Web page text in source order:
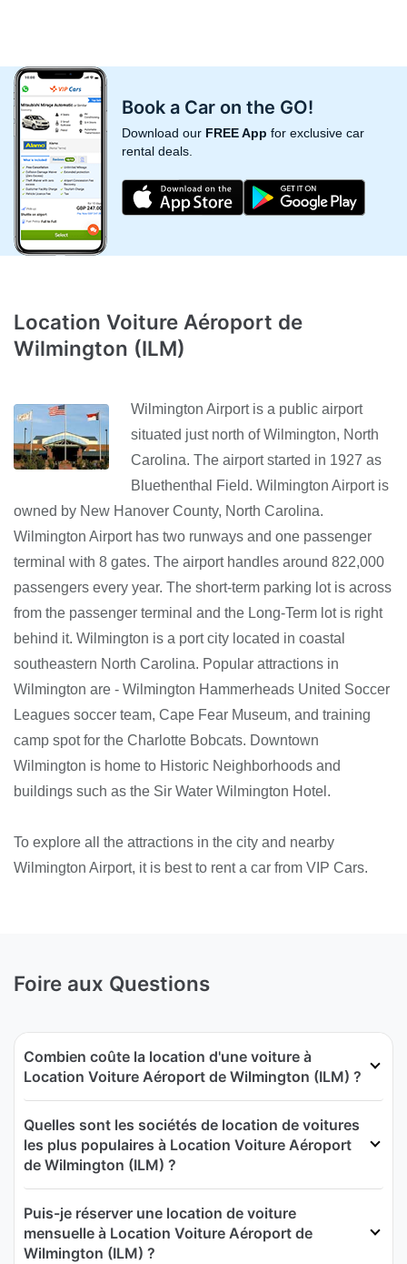
Book a Car on the GO!
Download our FREE App for exclusive car
rental deals.
Location Voiture Aéroport de
Wilmington (ILM)
Wilmington Airport is a public airport
situated just north of Wilmington, North
Carolina. The airport started in 1927 as
Bluethenthal Field. Wilmington Airport is
owned by New Hanover County, North Carolina.
Wilmington Airport has two runways and one passenger
terminal with 8 gates. The airport handles around 822,000
passengers every year. The short-term parking lot is across
from the passenger terminal and the Long-Term lot is right
behind it. Wilmington is a port city located in coastal
southeastern North Carolina. Popular attractions in
Wilmington are - Wilmington Hammerheads United Soccer
Leagues soccer team, Cape Fear Museum, and training
camp spot for the Charlotte Bobcats. Downtown
Wilmington is home to Historic Neighborhoods and
buildings such as the Sir Water Wilmington Hotel.
To explore all the attractions in the city and nearby
Wilmington Airport, it is best to rent a car from VIP Cars.
Foire aux Questions
Combien coûte la location d'une voiture à
Location Voiture Aéroport de Wilmington (ILM) ?
Quelles sont les sociétés de location de voitures
les plus populaires à Location Voiture Aéroport
de Wilmington (ILM) ?
Puis-je réserver une location de voiture
mensuelle à Location Voiture Aéroport de
Wilmington (ILM) ?